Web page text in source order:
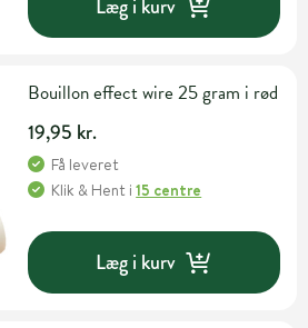
Læg i kurv
Bouillon effect wire 25 gram i rød
19,95 kr.
Få leveret
Klik & Hent i15 centre
Læg i kurv